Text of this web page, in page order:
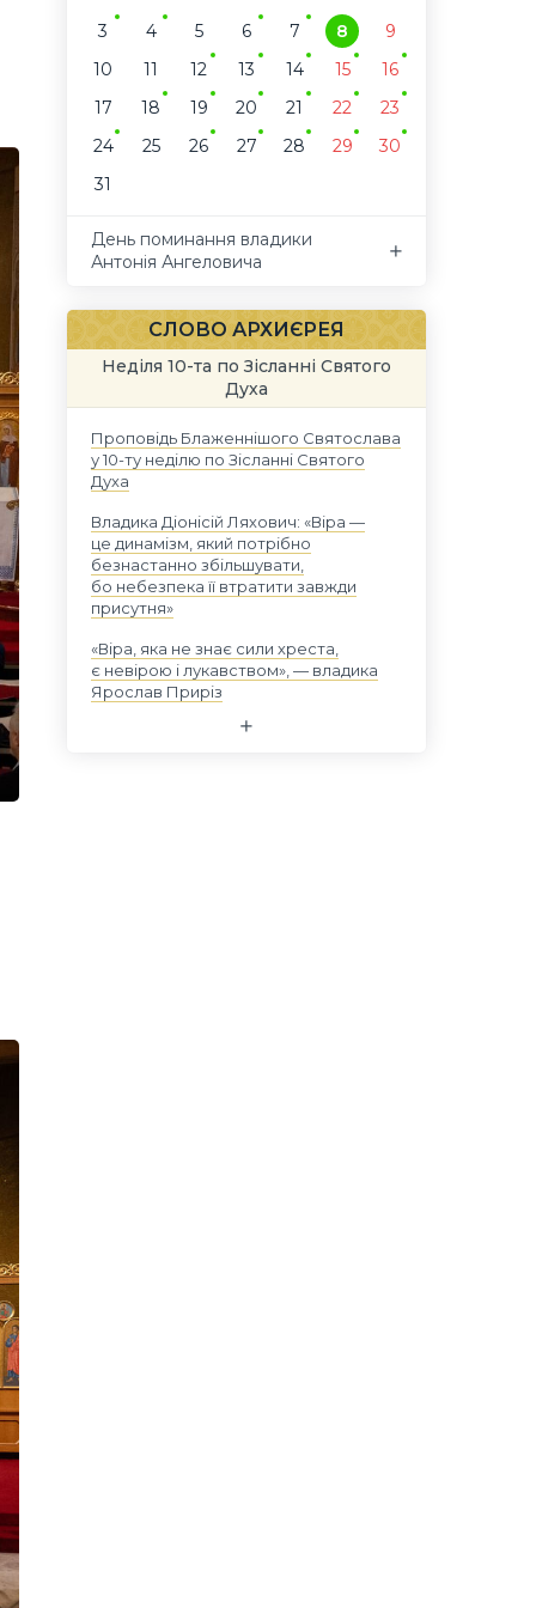
3
4 5 6 7 8
9
10
11 12 13 14 15
16
17
18 19 20 21 22
23
24
25 26 27 28 29
30
31
День поминання владики
Антонія Ангеловича
СЛОВО АРХИЄРЕЯ
Неділя 10-та по Зісланні Святого
Духа
Проповідь Блаженнішого Святослава
у 10-ту неділю по Зісланні Святого
Духа
Владика Діонісій Ляхович: «Віра —
це динамізм, який потрібно
безнастанно збільшувати,
бо небезпека її втратити завжди
присутня»
«Віра, яка не знає сили хреста,
є невірою і лукавством», — владика
Ярослав Приріз